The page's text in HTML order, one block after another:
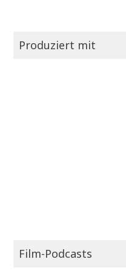
Produziert mit
Film-Podcasts